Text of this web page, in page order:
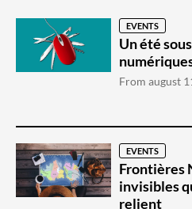
SEARCH
EVENTS
Un été
From august
EVENTS
Frontières
invisibles
relient